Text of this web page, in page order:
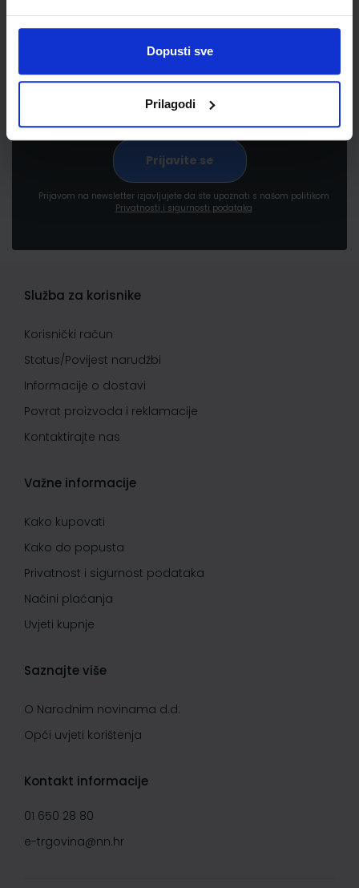
Dopusti sve
Prilagodi
Prijavite se kako bi primali informacije o novim
pogodnostima
Prijavom na newsletter izjavljujete da ste upoznati s našom politikom
Privatnosti i sigurnosti podataka
Služba za korisnike
Korisnički račun
Status/Povijest narudžbi
Informacije o dostavi
Povrat proizvoda i reklamacije
Kontaktirajte nas
Važne informacije
Kako kupovati
Kako do popusta
Privatnost i sigurnost podataka
Načini plaćanja
Uvjeti kupnje
Saznajte više
O Narodnim novinama d.d.
Opći uvjeti korištenja
Kontakt informacije
01 650 28 80
e-trgovina@nn.hr